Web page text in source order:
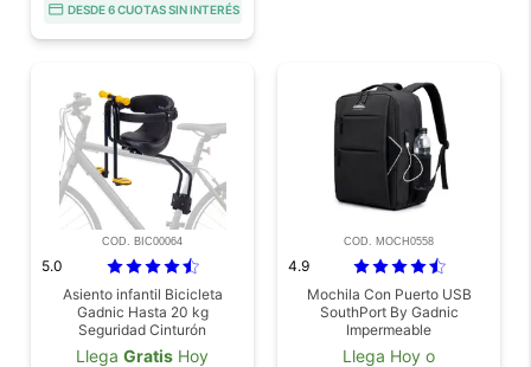
DESDE 6 CUOTAS SIN INTERÉS
COD. BIC00064
5.0
Asiento infantil Bicicleta
Gadnic Hasta 20 kg
Seguridad Cinturón
Llega Gratis Hoy
COD. MOCH0558
4.9
Mochila Con Puerto USB
SouthPort By Gadnic
Impermeable
Llega Hoy o